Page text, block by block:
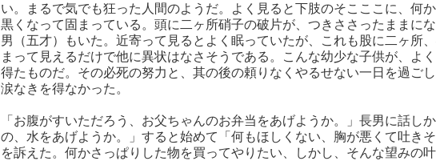
い。まるで気でも狂った人間のようだ。よく見ると下肢のそこここに、何
黒くなって固まっている。頭に二ヶ所硝子の破片が、つきささったままに
男（五才）もいた。近寄って見るとよく眠っていたが、これも股に二ヶ所
まって見えるだけで他に異状はなさそうである。こんな幼少な子供が、よ
得たものだ。その必死の努力と、其の後の頼りなくやるせない一日を過ご
涙なきを得なかった。
「お腹がすいただろう、お父ちゃんのお弁当をあげようか。」長男に話し
の、水をあげようか。」すると始めて「何もほしくない、胸が悪くて吐き
を訴えた。何かさっぱりした物を買ってやりたい、しかし、そんな望みの